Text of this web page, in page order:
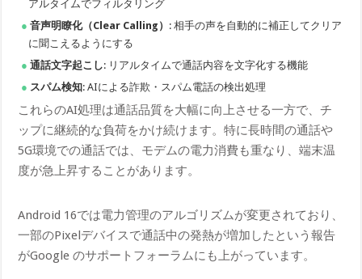
アルタイムでフィルタリング
音声明瞭化（Clear Calling） : 相手の声を自動的に補正してクリア
に聞こえるようにする
通話文字起こし: リアルタイムで通話内容を文字化する機能
スパム検知: AIによる詐欺・スパム電話の検出処理
これらのAI処理は通話品質を大幅に向上させる一方で、チ
ップに継続的な負荷をかけ続けます。特に長時間の通話や
5G環境での通話では、モデムの電力消費も重なり、端末温
度が急上昇することがあります。
Android 16では電力管理のアルゴリズムが変更されており、
一部のPixelデバイスで通話中の発熱が増加したという報告
がGoogle のサポートフォーラムにも上がっています。